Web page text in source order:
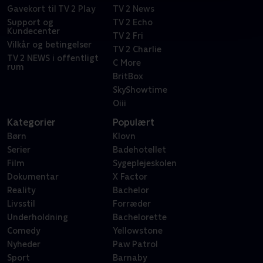
Gavekort til TV 2 Play
Support og
Kundecenter
Vilkår og betingelser
TV 2 NEWS i offentligt
rum
TV 2 News
TV 2 Echo
TV 2 Fri
TV 2 Charlie
C More
BritBox
SkyShowtime
Oiii
Kategorier
Børn
Serier
Film
Dokumentar
Reality
Livsstil
Underholdning
Comedy
Nyheder
Sport
Populært
Klovn
Badehotellet
Sygeplejeskolen
X Factor
Bachelor
Forræder
Bachelorette
Yellowstone
Paw Patrol
Barnaby